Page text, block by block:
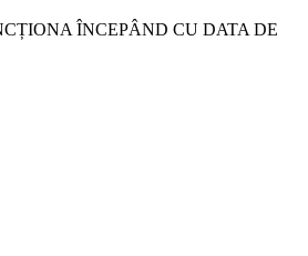
ÎNCEPÂND CU DATA DE